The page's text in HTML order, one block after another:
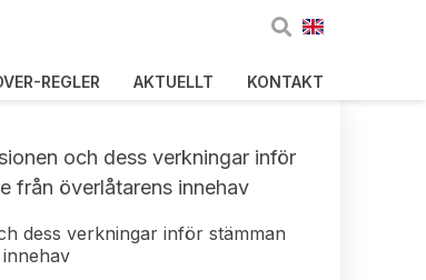
REGLER AKTUELLT KONTAKT
och dess verkningar inför
från överlåtarens innehav
dess verkningar inför stämman